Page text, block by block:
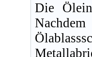
Die